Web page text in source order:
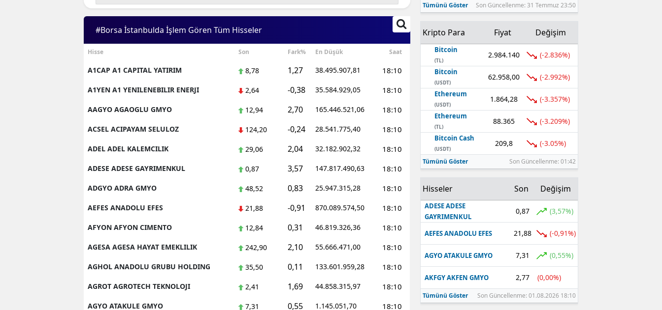
Çorum
Mersin
#Borsa İstanbulda İşlem Gören Tüm Hisseler
Hisse Son Fark% En Düşük Saat
A1CAP A1 CAPITAL YATIRIM 8,78 1,27 38.495.907,81 18:10
A1YEN A1 YENILENEBILIR ENERJI 2,64 -0,38 35.584.929,05 18:10
AAGYO AGAOGLU GMYO 12,94 2,70 165.446.521,06 18:10
ACSEL ACIPAYAM SELULOZ 124,20 -0,24 28.541.775,40 18:10
ADEL ADEL KALEMCILIK 29,06 2,04 32.182.902,32 18:10
ADESE ADESE GAYRIMENKUL 0,87 3,57 147.817.490,63 18:10
ADGYO ADRA GMYO 48,52 0,83 25.947.315,28 18:10
AEFES ANADOLU EFES 21,88 -0,91 870.089.574,50 18:10
AFYON AFYON CIMENTO 12,84 0,31 46.819.326,36 18:10
AGESA AGESA HAYAT EMEKLILIK 242,90 2,10 55.666.471,00 18:10
AGHOL ANADOLU GRUBU HOLDING 35,50 0,11 133.601.959,28 18:10
AGROT AGROTECH TEKNOLOJI 2,41 1,69 44.858.315,97 18:10
AGYO ATAKULE GMYO 7,31 0,55 1.145.051,70 18:10
Tümünü Göster Son Güncellenme: 31 Temmuz 23:50
Kripto Para Fiyat Değişim
Bitcoin
(TL)
2.984.140 (-2.836%)
Bitcoin
(USDT)
62.958,00 (-2.992%)
Ethereum
(USDT)
1.864,28 (-3.357%)
Ethereum
(TL)
88.365 (-3.209%)
Bitcoin Cash
(USDT)
209,8 (-3.05%)
Tümünü Göster Son Güncellenme: 01:42
Hisseler Son Değişim
ADESE ADESE
GAYRIMENKUL
0,87 (3,57%)
AEFES ANADOLU EFES 21,88 (-0,91%)
AGYO ATAKULE GMYO 7,31 (0,55%)
AKFGY AKFEN GMYO 2,77 (0,00%)
Tümünü Göster Son Güncellenme: 01.08.2026 18:10